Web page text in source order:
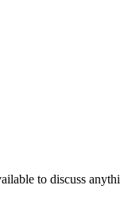
to discuss